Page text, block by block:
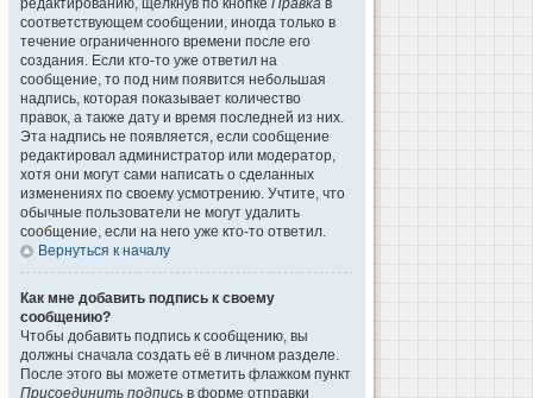
редактированию, щёлкнув по кнопке Правка в
соответствующем сообщении, иногда только в
течение ограниченного времени после его
создания. Если кто-то уже ответил на
сообщение, то под ним появится небольшая
надпись, которая показывает количество
правок, а также дату и время последней из них.
Эта надпись не появляется, если сообщение
редактировал администратор или модератор,
хотя они могут сами написать о сделанных
изменениях по своему усмотрению. Учтите, что
обычные пользователи не могут удалить
сообщение, если на него уже кто-то ответил.
Вернуться к началу
Как мне добавить подпись к своему
сообщению?
Чтобы добавить подпись к сообщению, вы
должны сначала создать её в личном разделе.
После этого вы можете отметить флажком пункт
Присоединить подпись в форме отправки